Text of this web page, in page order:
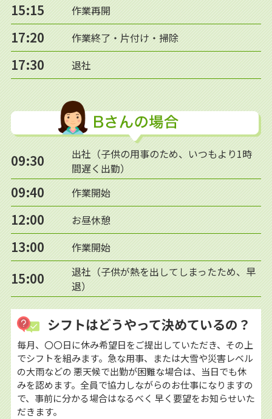
15:15 作業再開
17:20 作業終了・片付け・掃除
17:30 退社
09:30
出社（子供の用事のため、いつもより1時
間遅く出勤）
09:40 作業開始
12:00 お昼休憩
13:00 作業開始
15:00
退社（子供が熱を出してしまったため、早
退）
シフトはどうやって決めているの？
毎月、〇〇日に休み希望日をご提出していただき、その上
でシフトを組みます。急な用事、または大雪や災害レベル
の大雨などの 悪天候で出勤が困難な場合は、当日でも休
みを認めます。全員で協力しながらのお仕事になりますの
で、事前に分かる場合はなるべく 早く要望をお知らせいた
だきます。